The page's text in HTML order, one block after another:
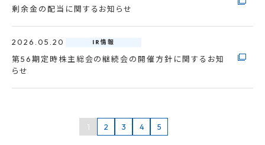
剰余金の配当に関するお知らせ
2026.05.20 IR情報
第56期定時株主総会の継続会の開催方針に関するお知
らせ
1 2 3 4 5